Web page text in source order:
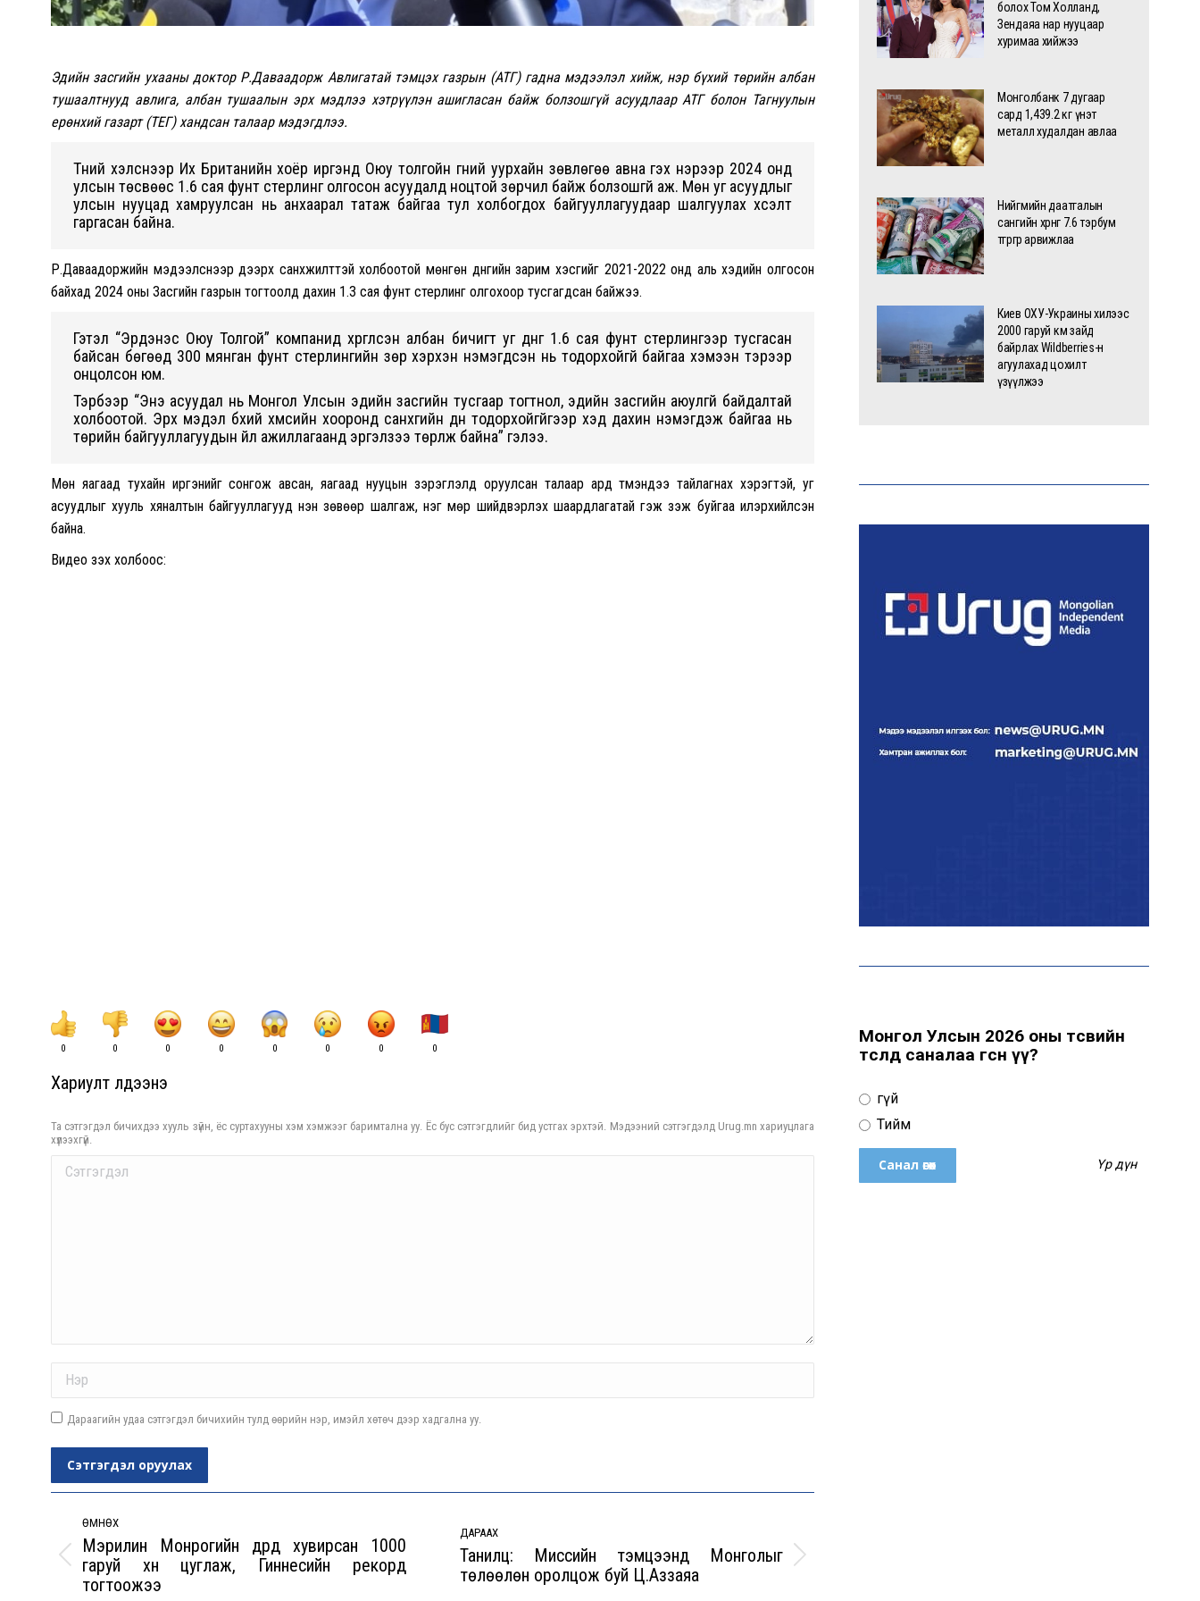
Эдийн засгийн ухааны доктор Р.Даваадорж Авлигатай тэмцэх газрын (АТГ) гадна мэдээлэл хийж, нэр бүхий төрийн албан
тушаалтнууд авлига, албан тушаалын эрх мэдлээ хэтрүүлэн ашигласан байж болзошгүй асуудлаар АТГ болон Тагнуулын
ерөнхий газарт (ТЕГ) хандсан талаар мэдэгдлээ.
Түүний хэлснээр Их Британийн хоёр иргэнд Оюу толгойн гүний уурхайн зөвлөгөө авна гэх нэрээр 2024 онд
улсын төсвөөс 1.6 сая фунт стерлинг олгосон асуудалд ноцтой зөрчил байж болзошгүй аж. Мөн уг асуудлыг
улсын нууцад хамруулсан нь анхаарал татаж байгаа тул холбогдох байгууллагуудаар шалгуулах хүсэлт
гаргасан байна.
Р.Даваадоржийн мэдээлснээр дээрх санхүүжилттэй холбоотой мөнгөн дүнгийн зарим хэсгийг 2021-2022 онд аль хэдийн олгосон
байхад 2024 оны Засгийн газрын тогтоолд дахин 1.3 сая фунт стерлинг олгохоор тусгагдсан байжээ.
Гэтэл “Эрдэнэс Оюу Толгой” компанид хүргүүлсэн албан бичигт уг дүнг 1.6 сая фунт стерлингээр тусгасан
байсан бөгөөд 300 мянган фунт стерлингийн зөрүү хэрхэн нэмэгдсэн нь тодорхойгүй байгаа хэмээн тэрээр
онцолсон юм.
Тэрбээр “Энэ асуудал нь Монгол Улсын эдийн засгийн тусгаар тогтнол, эдийн засгийн аюулгүй байдалтай
холбоотой. Эрх мэдэл бүхий хүмүүсийн хооронд санхүүгийн дүн тодорхойгүйгээр хэд дахин нэмэгдэж байгаа нь
төрийн байгууллагуудын үйл ажиллагаанд эргэлзээ төрүүлж байна” гэлээ.
Мөн яагаад тухайн иргэнийг сонгож авсан, яагаад нууцын зэрэглэлд оруулсан талаар ард түмэндээ тайлагнах хэрэгтэй, уг
асуудлыг хууль хяналтын байгууллагууд үнэн зөвөөр шалгаж, нэг мөр шийдвэрлэх шаардлагатай гэж үзэж буйгаа илэрхийлсэн
байна.
Видео үзэх холбоос:
0 0 0 0 0 0 0 0
Хариулт үлдээнэ үү
Та сэтгэгдэл бичихдээ хууль зүйн, ёс суртахууны хэм хэмжээг баримтална уу. Ёс бус сэтгэгдлийг бид устгах эрхтэй. Мэдээний сэтгэгдэлд Urug.mn хариуцлага
хүлээхгүй.
Comment
Дараагийн удаа сэтгэгдэл бичихийн тулд өөрийн нэр, имэйл хөтөч дээр хадгална уу.
Сэтгэгдэл оруулах
navigation
ӨМНӨХ
Previous
post:
Мэрилин Монрогийн дүрд хувирсан 1000
гаруй хүн цуглаж, Гиннесийн рекорд
тогтоожээ
ДАРААХ
Next
post:
Танилц: Миссийн тэмцээнд Монголыг
төлөөлөн оролцож буй Ц.Аззаяа
болох Том Холланд,
Зендаяа нар нууцаар
хуримаа хийжээ
Монголбанк 7 дугаар
сард 1,439.2 кг үнэт
металл худалдан авлаа
Нийгмийн даатгалын
сангийн хөрөнгө 7.6 тэрбум
төгрөгөөр арвижлаа
Киев ОХУ-Украины хилээс
2000 гаруй км зайд
байрлах Wildberries-н
агуулахад цохилт
үзүүлжээ
шүүхэд шилжүүлжээ
Шатахууны нийлүүлэлт
Монгол Улсын 2026 оны төсвийн
төсөлд саналаа өгсөн үү?
Үгүй
Тийм
Үр дүн